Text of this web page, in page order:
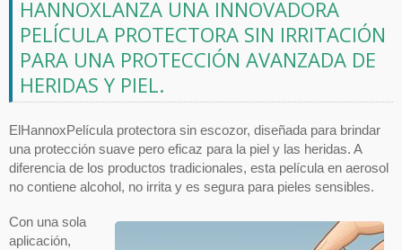
HANNOXLANZA UNA INNOVADORA
PELÍCULA PROTECTORA SIN IRRITACIÓN
PARA UNA PROTECCIÓN AVANZADA DE
HERIDAS Y PIEL.
ElHannoxPelícula protectora sin escozor, diseñada para brindar
una protección suave pero eficaz para la piel y las heridas. A
diferencia de los productos tradicionales, esta película en aerosol
no contiene alcohol, no irrita y es segura para pieles sensibles.
Con una sola
aplicación,